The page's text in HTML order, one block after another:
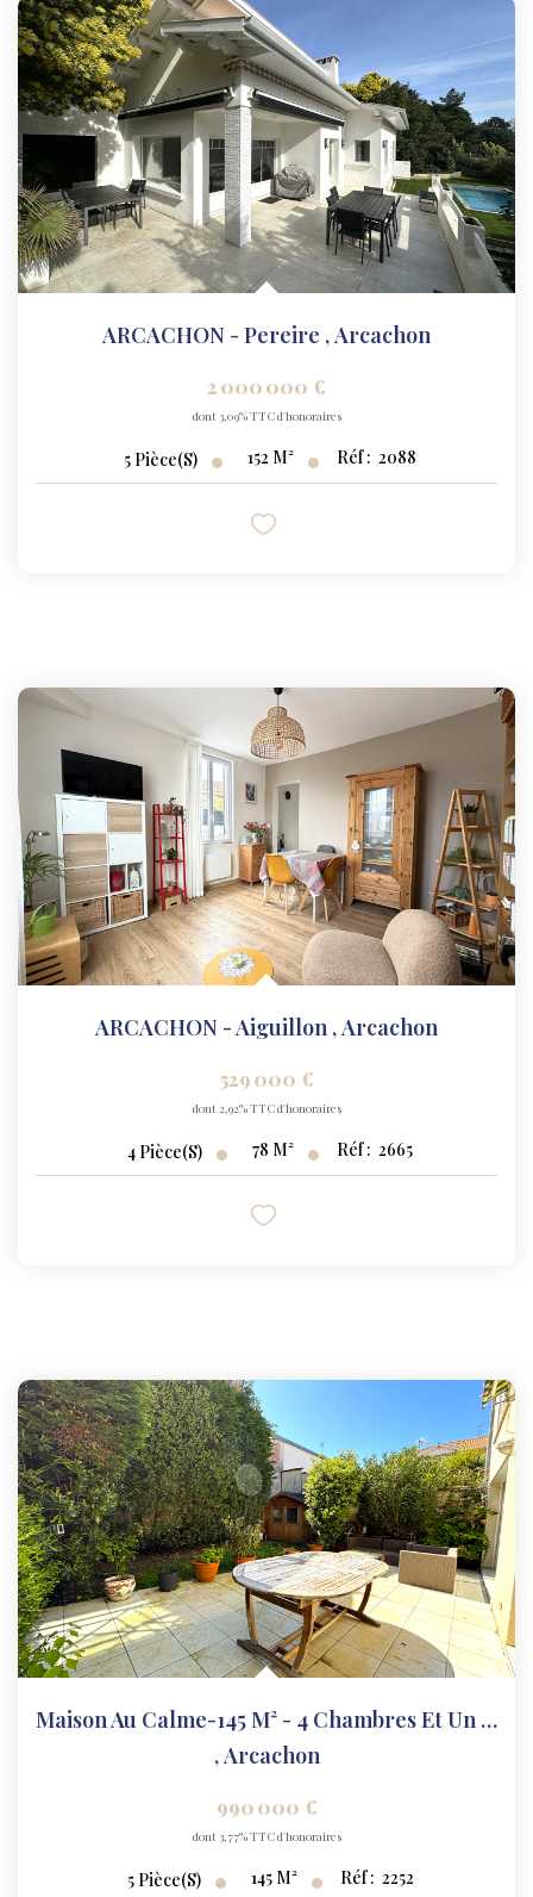
ARCACHON - Pereire ,Arcachon
2 000 000 €
dont 3,09% TTC d'honoraires
5 Pièce(s) 152 M² Réf : 2088
ARCACHON - Aiguillon ,Arcachon
529 000 €
dont 2,92% TTC d'honoraires
4 Pièce(s) 78 M² Réf : 2665
Maison Au Calme-145 M² - 4 Chambres Et Un Garage !
,Arcachon
990 000 €
dont 3,77% TTC d'honoraires
5 Pièce(s) 145 M² Réf : 2252